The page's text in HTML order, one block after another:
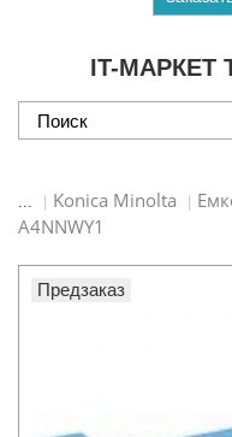
IT-МАРКЕТ
... Konica Minolta
A4NNWY1
Предзаказ